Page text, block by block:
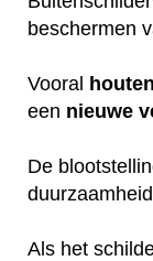
beschermen
Vooral houten
een nieuwe
De
Als het